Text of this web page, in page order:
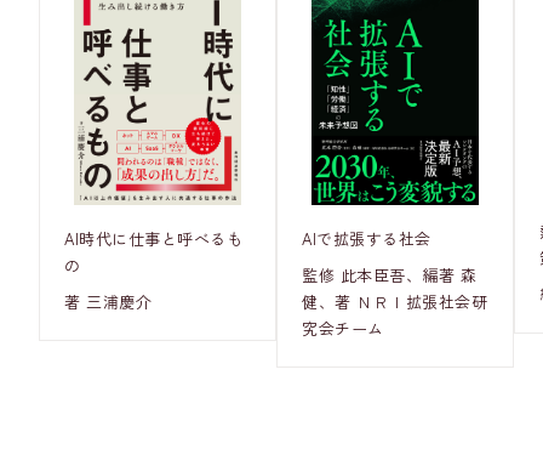
AI時代に仕事と呼べるも
の
著 三浦慶介
AIで拡張する社会
監修 此本臣吾、編著 森
健、著 ＮＲＩ拡張社会研
究会チーム